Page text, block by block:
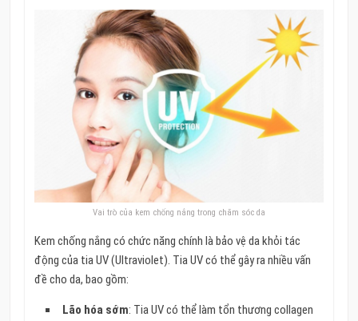
Vai trò của kem chống nắng trong chăm sóc da
Kem chống nắng có chức năng chính là bảo vệ da khỏi tác
động của tia UV (Ultraviolet). Tia UV có thể gây ra nhiều vấn
đề cho da, bao gồm:
Lão hóa sớm: Tia UV có thể làm tổn thương collagen